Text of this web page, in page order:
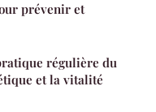
prévenir et
régulière du
et la vitalité